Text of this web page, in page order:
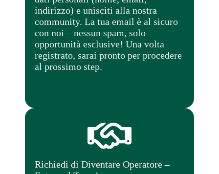
indirizzo) e unisciti alla nostra
community. La tua email è al sicuro
con noi – nessun spam, solo
opportunità esclusive! Una volta
registrato, sarai pronto per procedere
al prossimo step.
Richiedi di Diventare Operatore –